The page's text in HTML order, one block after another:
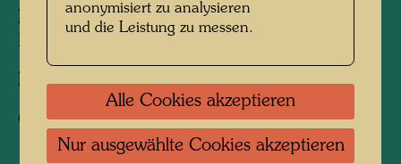
Personen am Foto:
Friedensreich
Hundertwasser
Fotograf:Karin Székessy-Wunderlich
Copyright:Karin Székessy-Wunderlich
anonymisiert zu analysieren
und die Leistung zu messen.
Alle Cookies akzeptieren
Nur ausgewählte Cookies akzeptieren